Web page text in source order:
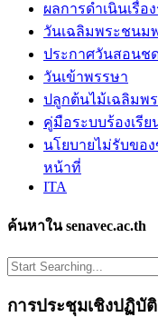
ผลการดำเนินเรื่อ
วันเฉลิมพระชนม
ประกาศวันสอนช
วันเข้าพรรษา
ปลูกต้นไม้เฉลิมพร
คู่มือระบบร้องเรีย
นโยบายไม่รับขอ
หน้าที่
ITA
ค้นหาใน senavec.ac.th
การประชุมเชิงปฏิบัติ